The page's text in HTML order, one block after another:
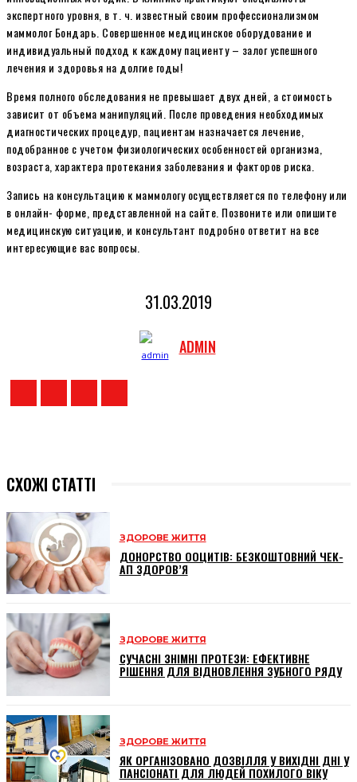
экспертного уровня, в т. ч. известный своим профессионализмом
маммолог Бондарь. Совершенное медицинское оборудование и
индивидуальный подход к каждому пациенту – залог успешного
лечения и здоровья на долгие годы!
Время полного обследования не превышает двух дней, а стоимость
зависит от объема манипуляций. После проведения необходимых
диагностических процедур, пациентам назначается лечение,
подобранное с учетом физиологических особенностей организма,
возраста, характера протекания заболевания и факторов риска.
Запись на консультацию к маммологу осуществляется по телефону или
в онлайн- форме, представленной на сайте. Позвоните или опишите
медицинскую ситуацию, и консультант подробно ответит на все
интересующие вас вопросы.
31.03.2019
ADMIN
СХОЖІ СТАТТІ
ЗДОРОВЕ ЖИТТЯ
ДОНОРСТВО ООЦИТІВ: БЕЗКОШТОВНИЙ ЧЕК-
АП ЗДОРОВ’Я
ЗДОРОВЕ ЖИТТЯ
СУЧАСНІ ЗНІМНІ ПРОТЕЗИ: ЕФЕКТИВНЕ
РІШЕННЯ ДЛЯ ВІДНОВЛЕННЯ ЗУБНОГО РЯДУ
ЗДОРОВЕ ЖИТТЯ
ЯК ОРГАНІЗОВАНО ДОЗВІЛЛЯ У ВИХІДНІ ДНІ У
ПАНСІОНАТІ ДЛЯ ЛЮДЕЙ ПОХИЛОГО ВІКУ